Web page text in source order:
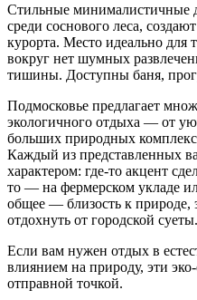
Стильные минималистичные
среди соснового леса,
курорта. Место идеально для
вокруг нет шумных
тишины. Доступны баня,
Подмосковье предлагает
экологичного отдыха — от
больших природных
Каждый из представленных
характером: где-то акцент
то — на фермерском укладе
общее — близость к природе,
отдохнуть от городской суеты.
Если вам нужен отдых в
влиянием на природу, эти
отправной точкой.